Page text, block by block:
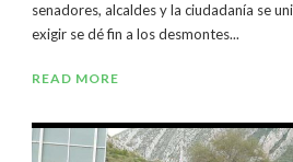
senadores, alcaldes y la ciudadanía se
exigir se dé fin a los desmontes...
READ MORE